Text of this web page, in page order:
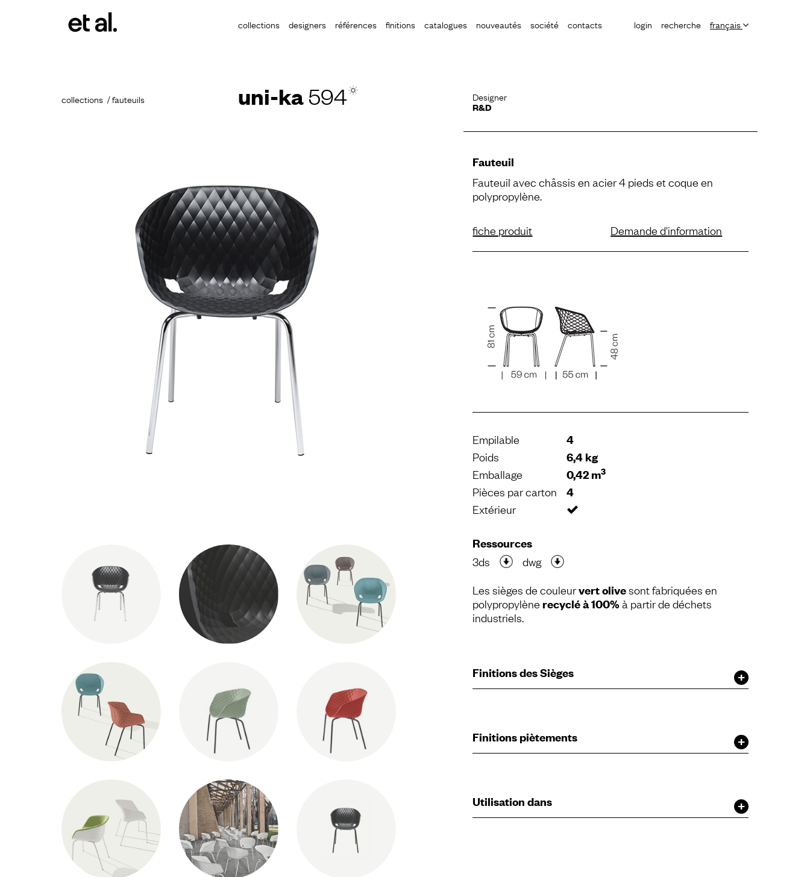
login recherche français
collections designers références finitions catalogues nouveautés société contacts
collections fauteuils uni-ka594 Designer
R&D
Fauteuil
Fauteuil avec châssis en acier 4 pieds et coque en
polypropylène.
fiche produit Demande d'information
Empilable 4
Poids 6,4 kg
Emballage 0,42 m3
Pièces par carton 4
Extérieur
Ressources
3ds
dwg
Les sièges de couleurvert olivesont fabriquées en
polypropylène recyclé à 100%à partir de déchets
industriels.
Finitions des Sièges
Finitions piètements
Utilisation dans